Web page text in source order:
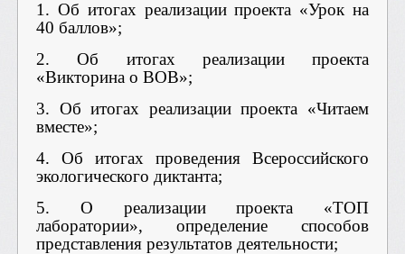
1. Об итогах реализации проекта «Урок на
40 баллов»;
2. Об итогах реализации проекта
«Викторина о ВОВ»;
3. Об итогах реализации проекта «Читаем
вместе»;
4. Об итогах проведения Всероссийского
экологического диктанта;
5. О реализации проекта «ТОП
лаборатории», определение способов
представления результатов деятельности;